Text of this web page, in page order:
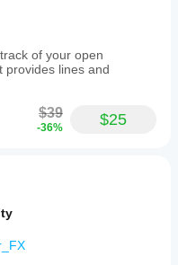
of your open
provides lines and
$39
-36% $25